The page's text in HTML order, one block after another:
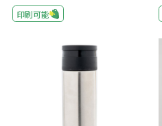
印刷可能